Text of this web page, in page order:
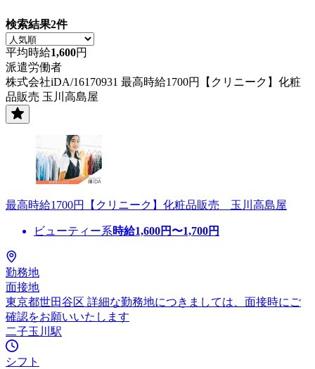
検索結果2件
平均時給1,600円
派遣労働者
株式会社iDA/16170931 最高時給1700円【クリニーク】化粧
品販売 玉川高島屋
最高時給1700円【クリニーク】化粧品販売 玉川高島屋
ビューティー系時給1,600円〜1,700円
勤務地
面接地
東京都世田谷区 詳細な勤務地につきましては、面接時にご
確認をお願いいたします
二子玉川駅
シフト